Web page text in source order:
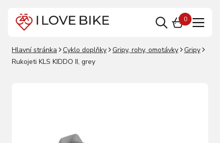
0
Hlavní stránka Cyklo doplňky Gripy, rohy, omotávky
Gripy
Rukojeti KLS KIDDO II, grey